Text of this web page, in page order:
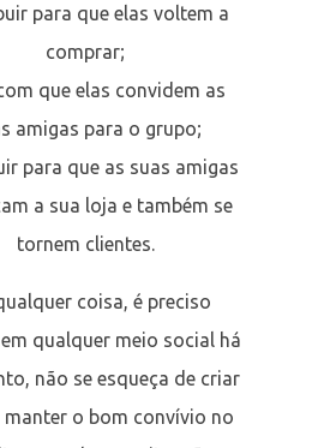
para que elas voltem a
comprar;
que elas convidem as
amigas para o grupo;
para que as suas amigas
a sua loja e também se
tornem clientes.
coisa, é preciso
qualquer meio social há
não se esqueça de criar
manter o bom convívio no